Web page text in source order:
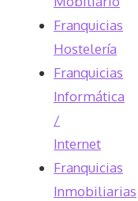
Franquicias
Hostelería
Franquicias
Informática
/
Internet
Franquicias
Inmobiliarias